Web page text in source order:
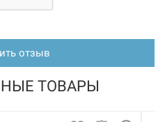
отзыв
ТОВАРЫ